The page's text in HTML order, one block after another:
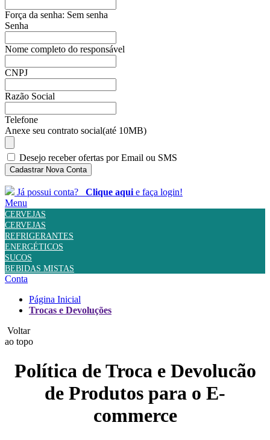
Força da senha: Sem senha
Senha
Nome completo do responsável
CNPJ
Razão Social
Telefone
Anexe seu contrato social(até 10MB)
Desejo receber ofertas por Email ou SMS
Cadastrar Nova Conta
Já possui conta? Clique aqui e faça login!
Menu
CERVEJAS
CERVEJAS
REFRIGERANTES
ENERGÉTICOS
SUCOS
BEBIDAS MISTAS
Conta
Página Inicial
Trocas e Devoluções
Voltar
ao topo
Política de Troca e Devolucão
de Produtos para o E-
commerce